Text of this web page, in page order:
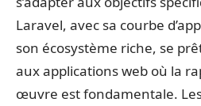
Laravel, avec sa courbe
son écosystème riche, se
aux applications web où la
œuvre est fondamentale.